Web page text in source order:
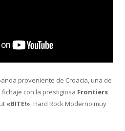
proveniente de Croacia, una de
con la prestigiosa Frontiers
«BITE!», Hard Rock Moderno muy